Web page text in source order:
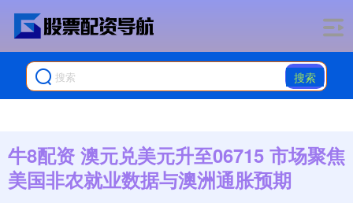
搜索
牛8配资 澳元兑美元升至06715 市场聚焦
美国非农就业数据与澳洲通胀预期